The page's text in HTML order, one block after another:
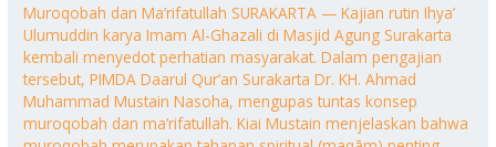
Muroqobah dan Ma’rifatullah SURAKARTA — Kajian rutin Ihya’
Ulumuddin karya Imam Al-Ghazali di Masjid Agung Surakarta
kembali menyedot perhatian masyarakat. Dalam pengajian
tersebut, PIMDA Daarul Qur’an Surakarta Dr. KH. Ahmad
Muhammad Mustain Nasoha, mengupas tuntas konsep
muroqobah dan ma’rifatullah. Kiai Mustain menjelaskan bahwa